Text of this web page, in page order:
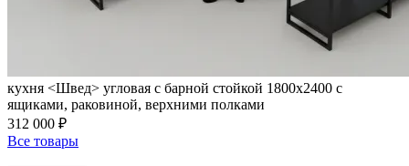
кухня <Швед> угловая с барной стойкой 1800х2400 с
ящиками, раковиной, верхними полками
312 000 ₽
Все товары